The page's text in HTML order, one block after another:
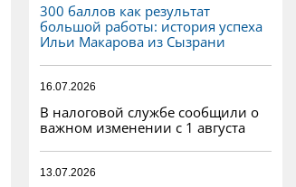
300 баллов как результат
большой работы: история успеха
Ильи Макарова из Сызрани
16.07.2026
В налоговой службе сообщили о
важном изменении с 1 августа
13.07.2026